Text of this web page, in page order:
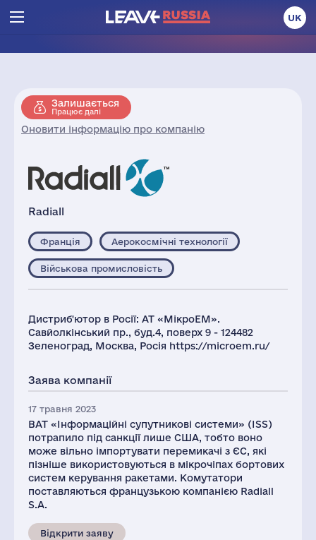
UK
Залишається
Працює далі
Оновити інформацію про компанію
Radiall
Франція Аерокосмічні технології
Військова промисловість
Дистриб'ютор в Росії: АТ «МікроЕМ».
Савйолкінський пр., буд.4, поверх 9 - 124482
Зеленоград, Москва, Росія https://microem.ru/
Заява компанії
17 травня 2023
ВАТ «Інформаційні супутникові системи» (ISS)
потрапило під санкції лише США, тобто воно
може вільно імпортувати перемикачі з ЄС, які
пізніше використовуються в мікрочіпах бортових
систем керування ракетами. Комутатори
поставляються французькою компанією Radiall
S.A.
Відкрити заяву